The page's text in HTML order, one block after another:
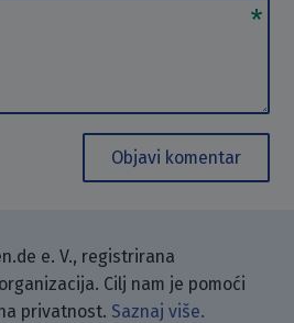
Objavi komentar
e. V., registrirana
Cilj nam je pomoći
privatnost. Saznaj više.